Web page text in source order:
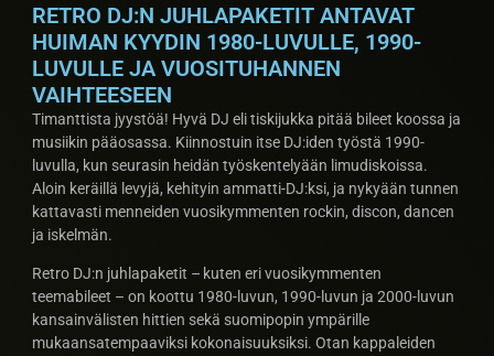
RETRO DJ:N JUHLAPAKETIT ANTAVAT
HUIMAN KYYDIN 1980-LUVULLE, 1990-
LUVULLE JA VUOSITUHANNEN
VAIHTEESEEN
Timanttista jyystöä! Hyvä DJ eli tiskijukka pitää bileet koossa ja
musiikin pääosassa. Kiinnostuin itse DJ:iden työstä 1990-
luvulla, kun seurasin heidän työskentelyään limudiskoissa.
Aloin keräillä levyjä, kehityin ammatti-DJ:ksi, ja nykyään tunnen
kattavasti menneiden vuosikymmenten rockin, discon, dancen
ja iskelmän.
Retro DJ:n juhlapaketit – kuten eri vuosikymmenten
teemabileet – on koottu 1980-luvun, 1990-luvun ja 2000-luvun
kansainvälisten hittien sekä suomipopin ympärille
mukaansatempaaviksi kokonaisuuksiksi. Otan kappaleiden